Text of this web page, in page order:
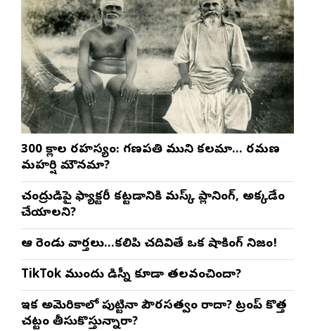
300 శ్లోకాల రహస్యం: గణపతి ముని కలమా… రమణ
మహర్షి మౌనమా?
చంద్రుడిపై ఫ్యాక్టరీ కట్టడానికి మస్క్ ప్లానింగ్, అక్కడేం
చేయాలని?
ఆ రెండు వార్తలు…కలిపి చదివితే ఒక షాకింగ్ నిజం!
TikTok ముందు డిస్నీ కూడా తలవంచిందా?
ఇక అమెరికాలో పుట్టినా పౌరసత్వం రాదా? ట్రంప్ కొత్త
చట్టం తీసుకొస్తున్నారా?